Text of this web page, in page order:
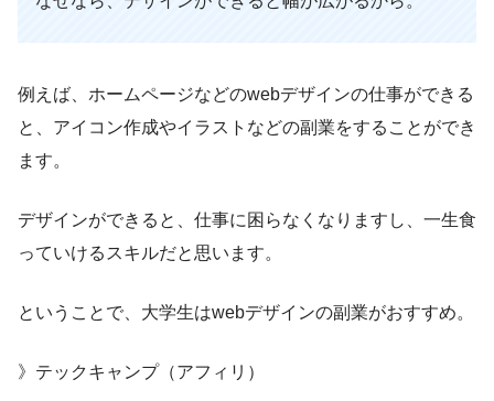
例えば、ホームページなどのwebデザインの仕事ができる
と、アイコン作成やイラストなどの副業をすることができ
ます。
デザインができると、仕事に困らなくなりますし、一生食
っていけるスキルだと思います。
ということで、大学生はwebデザインの副業がおすすめ。
》テックキャンプ（アフィリ）